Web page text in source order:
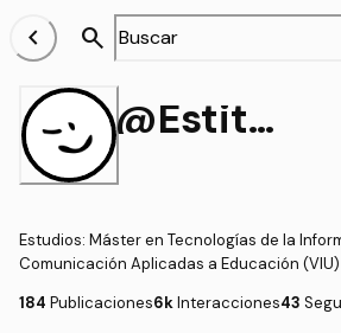
chevron_left search
@Estitxu_98
Estudios: Máster en Tecnologías de la
Comunicación Aplicadas a Educación (VIU)
184 Publicaciones6kInteracciones43